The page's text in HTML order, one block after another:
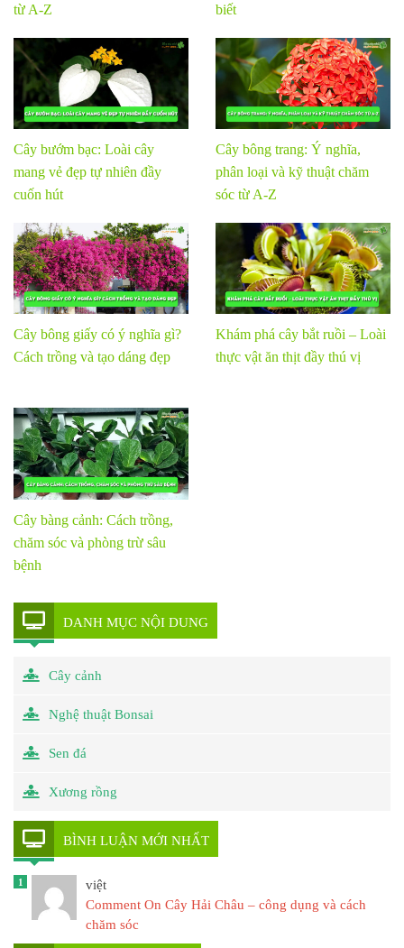
từ A-Z
biết
Cây bướm bạc: Loài cây
mang vẻ đẹp tự nhiên đầy
cuốn hút
Cây bông trang: Ý nghĩa,
phân loại và kỹ thuật chăm
sóc từ A-Z
Cây bông giấy có ý nghĩa gì?
Cách trồng và tạo dáng đẹp
Khám phá cây bắt ruồi – Loài
thực vật ăn thịt đầy thú vị
Cây bàng cảnh: Cách trồng,
chăm sóc và phòng trừ sâu
bệnh
DANH MỤC NỘI DUNG
Cây cảnh
Nghệ thuật Bonsai
Sen đá
Xương rồng
BÌNH LUẬN MỚI NHẤT
1
việt
Comment On Cây Hải Châu – công dụng và cách
chăm sóc